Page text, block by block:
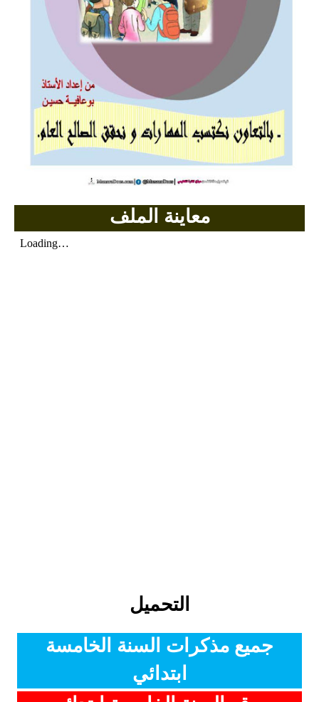
بحوث الرياضيات
بحوث التاريخ و الجغرافيا
بحوث الفيزياء و الكيمياء
بحوث العلوم الطبيعية
بحوث اللغة الفرنسية
بحوث اللغة الانجليزية
بحوث في مجالات اخرىمعاينة الملف
التحميل
جميع مذكرات السنة الخامسة
ابتدائي